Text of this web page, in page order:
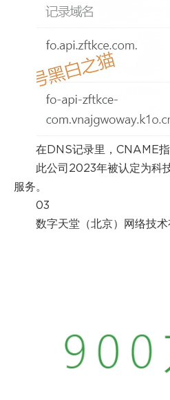
在DNS记录里，CNAME
此公司2023年被认定为科
服务。
03
数字天堂（北京）网络技术